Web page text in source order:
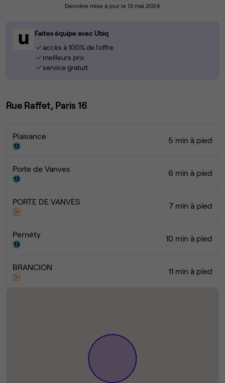
Dernière mise à jour le 13 mai 2024
Faites équipe avec Ubiq
accès à 100% de l'offre
meilleurs prix
service gratuit
Rue Raffet, Paris 16
Plaisance 5 min à pied
Porte de Vanves 6 min à pied
PORTE DE VANVES 7 min à pied
Pernéty 10 min à pied
BRANCION 11 min à pied